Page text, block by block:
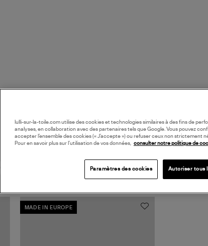
MADE IN EUROPE
lulli-sur-la-toile.com utilise des cookies et technologies similaires à des fins de
analyses, en collaboration avec des partenaires tels que Google. Vous pouvez
accepter l’ensemble des cookies (« J’accepte ») ou refuser ceux non strictement
Pour en savoir plus sur l’utilisation de vos données, consulter notre politique de
Paramètres des cookies Autoriser tous